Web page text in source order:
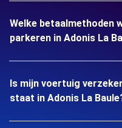
Welke betaalmethoden
parkeren in Adonis La
Is mijn voertuig
staat in Adonis La